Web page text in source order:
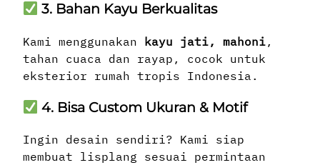
3. Bahan Kayu Berkualitas
Kami menggunakan kayu jati, mahoni ,
tahan cuaca dan rayap, cocok untuk
eksterior rumah tropis Indonesia.
4. Bisa Custom Ukuran & Motif
Ingin desain sendiri? Kami siap
membuat lisplang sesuai permintaan